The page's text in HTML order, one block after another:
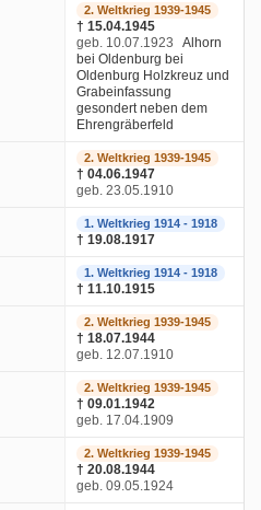
2. Weltkrieg 1939-1945
† 15.04.1945
geb. 10.07.1923
Alhorn
bei Oldenburg bei
Oldenburg Holzkreuz und
Grabeinfassung
gesondert neben dem
Ehrengräberfeld
2. Weltkrieg 1939-1945
† 04.06.1947
geb. 23.05.1910
1. Weltkrieg 1914 - 1918
† 19.08.1917
1. Weltkrieg 1914 - 1918
† 11.10.1915
2. Weltkrieg 1939-1945
† 18.07.1944
geb. 12.07.1910
2. Weltkrieg 1939-1945
† 09.01.1942
geb. 17.04.1909
2. Weltkrieg 1939-1945
† 20.08.1944
geb. 09.05.1924